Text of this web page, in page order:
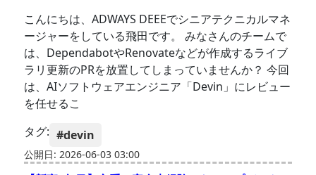
こんにちは、ADWAYS DEEEでシニアテクニカルマネ
ージャーをしている飛田です。 みなさんのチームで
は、DependabotやRenovateなどが作成するライブ
ラリ更新のPRを放置してしまっていませんか？ 今回
は、AIソフトウェアエンジニア「Devin」にレビュー
を任せるこ
タグ: #devin
公開日: 2026-06-03 03:00